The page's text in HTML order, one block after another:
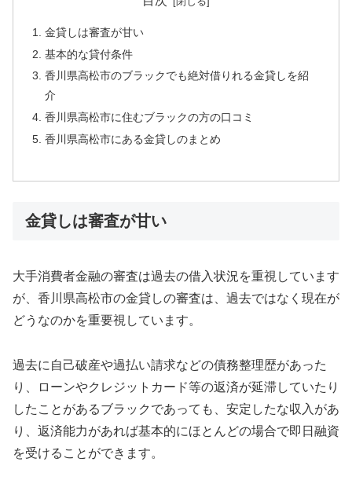
金貸しは審査が甘い
基本的な貸付条件
香川県高松市のブラックでも絶対借りれる金貸しを紹
介
香川県高松市に住むブラックの方の口コミ
香川県高松市にある金貸しのまとめ
金貸しは審査が甘い
大手消費者金融の審査は過去の借入状況を重視しています
が、香川県高松市の金貸しの審査は、過去ではなく現在が
どうなのかを重要視しています。
過去に自己破産や過払い請求などの債務整理歴があった
り、ローンやクレジットカード等の返済が延滞していたり
したことがあるブラックであっても、安定したな収入があ
り、返済能力があれば基本的にほとんどの場合で即日融資
を受けることができます。